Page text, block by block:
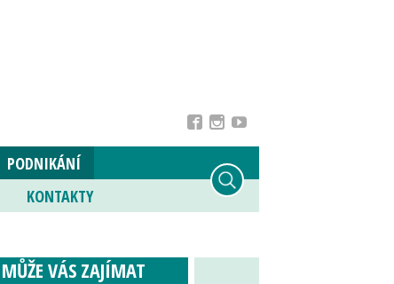
PODNIKÁNÍ
KONTAKTY
MŮŽE VÁS ZAJÍMAT